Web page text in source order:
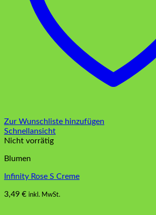
Zur Wunschliste hinzufügen
Schnellansicht
Nicht vorrätig
Blumen
Infinity Rose S Creme
3,49 € inkl. MwSt.